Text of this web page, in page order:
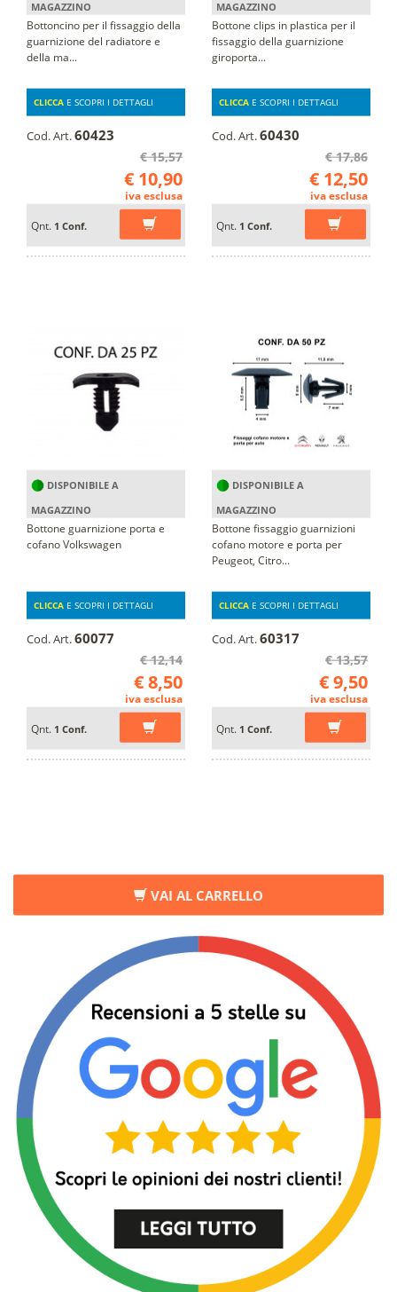
VAI AL CARRELLO
MAGAZZINO
Bottoncino per il fissaggio della
guarnizione del radiatore e
della ma...
CLICCA E SCOPRI I DETTAGLI
Cod. Art.60423
€ 15,57
€ 10,90
iva esclusa
Qnt. 1 Conf.
MAGAZZINO
Bottone clips in plastica per il
fissaggio della guarnizione
giroporta...
CLICCA E SCOPRI I DETTAGLI
Cod. Art.60430
€ 17,86
€ 12,50
iva esclusa
Qnt. 1 Conf.
DISPONIBILE A
MAGAZZINO
Bottone guarnizione porta e
cofano Volkswagen
CLICCA E SCOPRI I DETTAGLI
Cod. Art.60077
€ 12,14
€ 8,50
iva esclusa
Qnt. 1 Conf.
DISPONIBILE A
MAGAZZINO
Bottone fissaggio guarnizioni
cofano motore e porta per
Peugeot, Citro...
CLICCA E SCOPRI I DETTAGLI
Cod. Art.60317
€ 13,57
€ 9,50
iva esclusa
Qnt. 1 Conf.